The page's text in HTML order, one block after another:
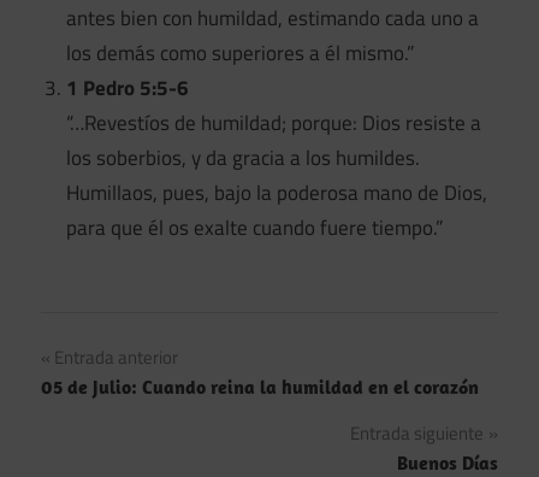
antes bien con humildad, estimando cada uno a
los demás como superiores a él mismo.”
1 Pedro 5:5-6
“…Revestíos de humildad; porque: Dios resiste a
los soberbios, y da gracia a los humildes.
Humillaos, pues, bajo la poderosa mano de Dios,
para que él os exalte cuando fuere tiempo.”
Navegación
de
Entrada anterior
05 de Julio: Cuando reina la humildad en el corazón
Entrada siguiente
Buenos Días